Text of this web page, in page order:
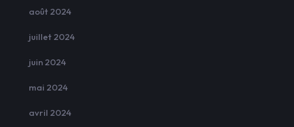
août 2024
juillet 2024
juin 2024
mai 2024
avril 2024